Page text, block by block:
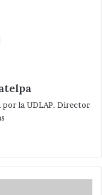
por la UDLAP. Director